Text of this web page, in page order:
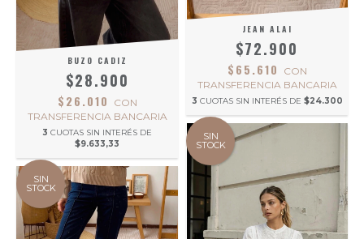
BUZO CADIZ
$28.900
$26.010
CON
TRANSFERENCIA BANCARIA
3 CUOTAS SIN INTERÉS DE
$9.633,33
JEAN ALAI
$72.900
$65.610
CON
TRANSFERENCIA BANCARIA
3 CUOTAS SIN INTERÉS DE $24.300
SIN
STOCK
SIN
STOCK